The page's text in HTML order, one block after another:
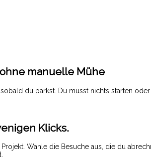
manuelle Mühe
du parkst. Du musst nichts starten
Klicks.
Wähle die Besuche aus, die du